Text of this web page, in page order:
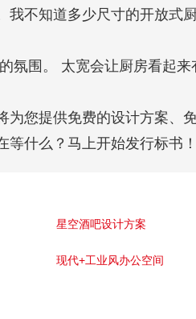
我不知道多少尺寸的开放式
氛围。 太宽会让厨房看起来
您提供免费的设计方案、
什么？马上开始发行标书！
星空酒吧设计方案
现代+工业风办公空间